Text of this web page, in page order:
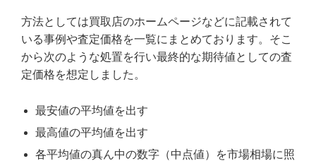
方法としては買取店のホームページなどに記載されて
いる事例や査定価格を一覧にまとめております。そこ
から次のような処置を行い最終的な期待値としての査
定価格を想定しました。
最安値の平均値を出す
最高値の平均値を出す
各平均値の真ん中の数字（中点値）を市場相場に照